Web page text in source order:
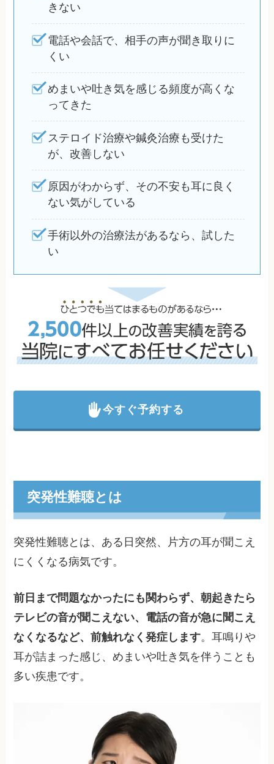
きない
電話や会話で、相手の声が聞き取りに
くい
めまいや吐き気を感じる頻度が高くな
ってきた
ステロイド治療や鍼灸治療も受けた
が、改善しない
原因がわからず、その不安も耳に良く
ない気がしている
手術以外の治療法があるなら、試した
い
今すぐ予約する
突発性難聴とは
突発性難聴とは、ある日突然、片方の耳が聞こえ
にくくなる病気です。
前日まで問題なかったにも関わらず、朝起きたら
テレビの音が聞こえない、電話の音が急に聞こえ
なくなるなど、前触れなく発症します。耳鳴りや
耳が詰まった感じ、めまいや吐き気を伴うことも
多い疾患です。